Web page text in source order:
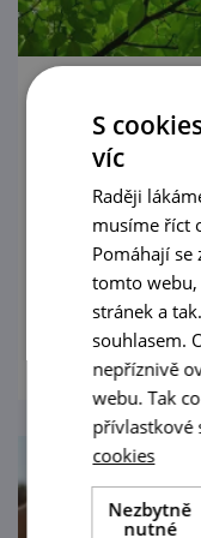
Interaktivní
od 4. května
Louckého
S
víc
Raději
musíme říct
Pomáhají se
tomto
stránek a
souhlasem.
nepříznivě
webu. Tak
přívlastkové
cookies
Nezbytně
nutné